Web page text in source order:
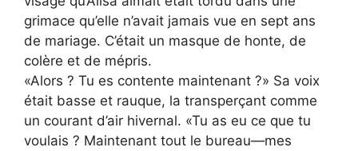
grimace qu’elle n’avait jamais vue en sept ans
de mariage. C’était un masque de honte, de
colère et de mépris.
«Alors ? Tu es contente maintenant ?» Sa voix
était basse et rauque, la transperçant comme
un courant d’air hivernal. «Tu as eu ce que tu
voulais ? Maintenant tout le bureau—mes